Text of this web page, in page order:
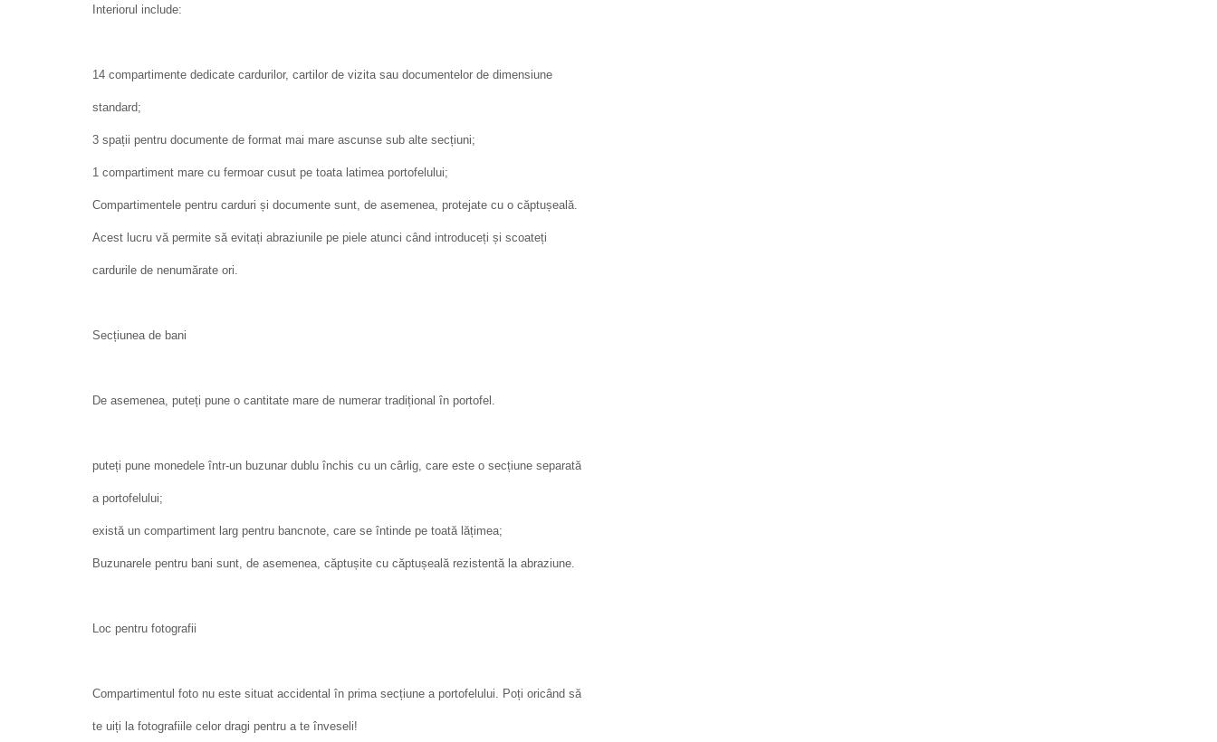
Interiorul include:
14 compartimente dedicate cardurilor, cartilor de vizita sau documentelor de dimensiune
standard;
3 spații pentru documente de format mai mare ascunse sub alte secțiuni;
1 compartiment mare cu fermoar cusut pe toata latimea portofelului;
Compartimentele pentru carduri și documente sunt, de asemenea, protejate cu o căptușeală.
Acest lucru vă permite să evitați abraziunile pe piele atunci când introduceți și scoateți
cardurile de nenumărate ori.
Secțiunea de bani
De asemenea, puteți pune o cantitate mare de numerar tradițional în portofel.
puteți pune monedele într-un buzunar dublu închis cu un cârlig, care este o secțiune separată
a portofelului;
există un compartiment larg pentru bancnote, care se întinde pe toată lățimea;
Buzunarele pentru bani sunt, de asemenea, căptușite cu căptușeală rezistentă la abraziune.
Loc pentru fotografii
Compartimentul foto nu este situat accidental în prima secțiune a portofelului. Poți oricând să
te uiți la fotografiile celor dragi pentru a te înveseli!